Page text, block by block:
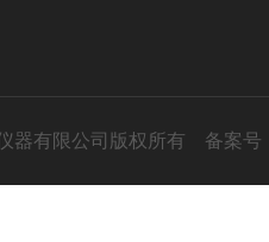
器有限公司版权所有 备案号